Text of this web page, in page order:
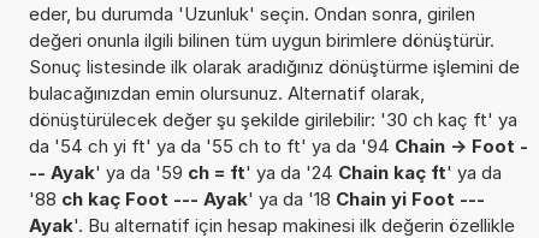
eder, bu durumda 'Uzunluk' seçin. Ondan sonra, girilen
değeri onunla ilgili bilinen tüm uygun birimlere dönüştürür.
Sonuç listesinde ilk olarak aradığınız dönüştürme işlemini de
bulacağınızdan emin olursunuz. Alternatif olarak,
dönüştürülecek değer şu şekilde girilebilir: '30 ch kaç ft' ya
da '54 ch yi ft' ya da '55 ch to ft' ya da '94 Chain -> Foot -
-- Ayak' ya da '59 ch = ft' ya da '24 Chain kaç ft' ya da
'88 ch kaç Foot --- Ayak' ya da '18 Chain yi Foot ---
Ayak'. Bu alternatif için hesap makinesi ilk değerin özellikle